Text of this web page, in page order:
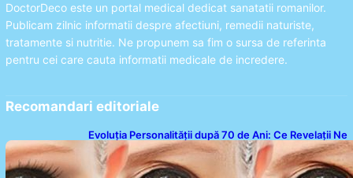
DoctorDeco este un portal medical dedicat sanatatii romanilor.
Publicam zilnic informatii despre afectiuni, remedii naturiste,
tratamente si nutritie. Ne propunem sa fim o sursa de referinta
pentru cei care cauta informatii medicale de incredere.
Recomandari editoriale
Evoluția Personalității după 70 de Ani: Ce Revelații Ne
Oferă Studiile Psihologice